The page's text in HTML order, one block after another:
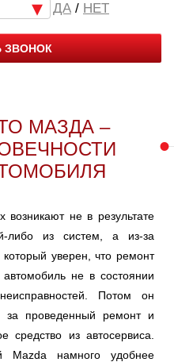
/ НЕТ
ЗВОНОК
МАЗДА –
не в результате
либо из систем, а из-за
уверен, что ремонт
не в состоянии
Потом он
за проведенный ремонт и
средство из автосервиса.
Mazda намного удобнее